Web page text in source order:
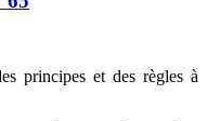
principes et des règles à